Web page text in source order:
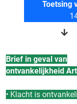
Toetsing
Brief in geval van
ontvankelijkheid
• Klacht is